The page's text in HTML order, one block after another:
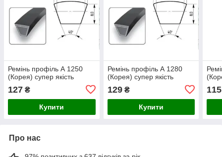
Ремінь профіль А 1250
(Корея) супер якість
127 ₴
Купити
Ремінь профіль А 1280
(Корея) супер якість
129₴
Купити
115
Про нас